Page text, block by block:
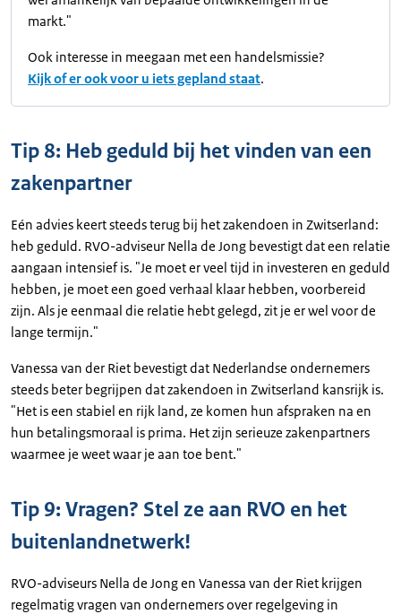
markt."
Ook interesse in meegaan met een handelsmissie?
Kijk of er ook voor u iets gepland staat.
Tip 8: Heb geduld bij het vinden van een
zakenpartner
Eén advies keert steeds terug bij het zakendoen in Zwitserland:
heb geduld. RVO-adviseur Nella de Jong bevestigt dat een relatie
aangaan intensief is. "Je moet er veel tijd in investeren en geduld
hebben, je moet een goed verhaal klaar hebben, voorbereid
zijn. Als je eenmaal die relatie hebt gelegd, zit je er wel voor de
lange termijn."
Vanessa van der Riet bevestigt dat Nederlandse ondernemers
steeds beter begrijpen dat zakendoen in Zwitserland kansrijk is.
"Het is een stabiel en rijk land, ze komen hun afspraken na en
hun betalingsmoraal is prima. Het zijn serieuze zakenpartners
waarmee je weet waar je aan toe bent."
Tip 9: Vragen? Stel ze aan RVO en het
buitenlandnetwerk!
RVO-adviseurs Nella de Jong en Vanessa van der Riet krijgen
regelmatig vragen van ondernemers over regelgeving in